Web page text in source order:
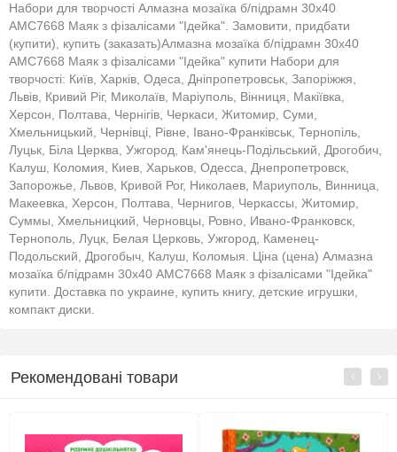
Набори для творчості Алмазна мозаїка б/підрамн 30х40
АМС7668 Маяк з фізалісами "Ідейка". Замовити, придбати
(купити), купить (заказать)Алмазна мозаїка б/підрамн 30х40
АМС7668 Маяк з фізалісами "Ідейка" купити Набори для
творчості: Київ, Харків, Одеса, Дніпропетровськ, Запоріжжя,
Львів, Кривий Ріг, Миколаїв, Маріуполь, Вінниця, Макіївка,
Херсон, Полтава, Чернігів, Черкаси, Житомир, Суми,
Хмельницький, Чернівці, Рівне, Івано-Франківськ, Тернопіль,
Луцьк, Біла Церква, Ужгород, Кам'янець-Подільський, Дрогобич,
Калуш, Коломия, Киев, Харьков, Одесса, Днепропетровск,
Запорожье, Львов, Кривой Рог, Николаев, Мариуполь, Винница,
Макеевка, Херсон, Полтава, Чернигов, Черкассы, Житомир,
Суммы, Хмельницкий, Черновцы, Ровно, Ивано-Франковск,
Тернополь, Луцк, Белая Церковь, Ужгород, Каменец-
Подольский, Дрогобыч, Калуш, Коломыя. Ціна (цена) Алмазна
мозаїка б/підрамн 30х40 АМС7668 Маяк з фізалісами "Ідейка"
купити. Доставка по украине, купить книгу, детские игрушки,
компакт диски.
Рекомендовані товари